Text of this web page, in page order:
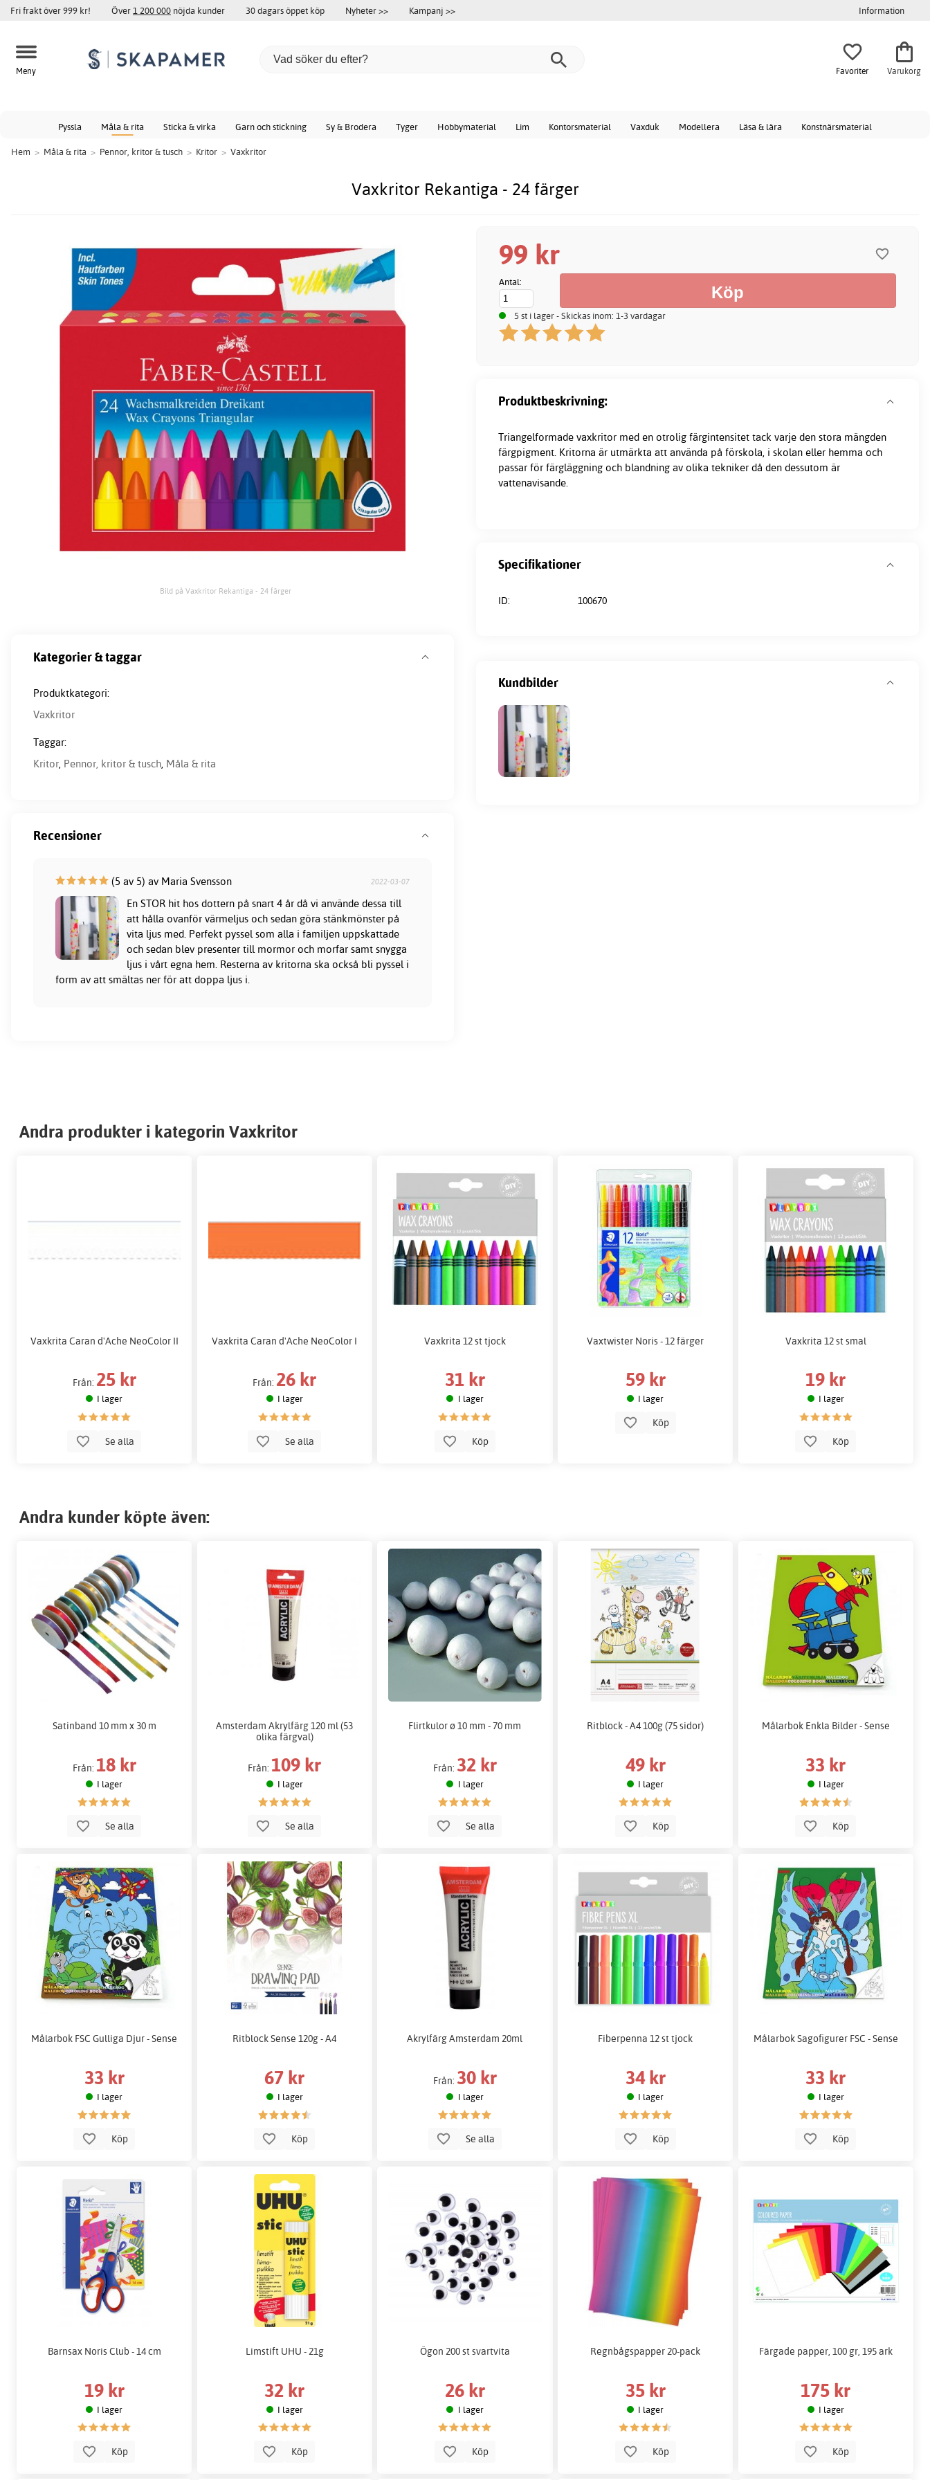
Fri frakt över 999 kr! Över1 200 000 nöjda kunder 30 dagars öppet köp Nyheter >> Kampanj >> Information
Meny Favoriter Varukorg
Pyssla Måla & rita Sticka & virka Garn och stickning Sy & Brodera Tyger Hobbymaterial Lim Kontorsmaterial Vaxduk Modellera Läsa & lära Konstnärsmaterial
Hem > Måla & rita > Pennor, kritor & tusch > Kritor > Vaxkritor
Vaxkritor Rekantiga - 24 färger
Bild på Vaxkritor Rekantiga - 24 färger
99 kr
Antal:
5 st i lager - Skickas inom: 1-3 vardagar
Produktbeskrivning:
Triangelformade vaxkritor med en otrolig färgintensitet tack varje den stora mängden
färgpigment. Kritorna är utmärkta att använda på förskola, i skolan eller hemma och
passar för färgläggning och blandning av olika tekniker då den dessutom är
vattenavisande.
Specifikationer
ID: 100670
Kategorier & taggar
Produktkategori:
Vaxkritor
Taggar:
Kritor, Pennor, kritor & tusch, Måla & rita
Kundbilder
Recensioner
(5 av 5) av Maria Svensson 2022-03-07
En STOR hit hos dottern på snart 4 år då vi använde dessa till
att hålla ovanför värmeljus och sedan göra stänkmönster på
vita ljus med. Perfekt pyssel som alla i familjen uppskattade
och sedan blev presenter till mormor och morfar samt snygga
ljus i vårt egna hem. Resterna av kritorna ska också bli pyssel i
form av att smältas ner för att doppa ljus i.
Andra produkter i kategorin Vaxkritor
Vaxkrita Caran d'Ache NeoColor II
Från: 25 kr
I lager
Se alla
Vaxkrita Caran d'Ache NeoColor I
Från: 26 kr
I lager
Se alla
Vaxkrita 12 st tjock
31 kr
I lager
Köp
Vaxtwister Noris - 12 färger
59 kr
I lager
Köp
Vaxkrita 12 st smal
19 kr
I lager
Köp
Andra kunder köpte även:
Satinband 10 mm x 30 m
Från: 18 kr
I lager
Se alla
Amsterdam Akrylfärg 120 ml (53
olika färgval)
Från: 109 kr
I lager
Se alla
Flirtkulor ø 10 mm - 70 mm
Från: 32 kr
I lager
Se alla
Ritblock - A4 100g (75 sidor)
49 kr
I lager
Köp
Målarbok Enkla Bilder - Sense
33 kr
I lager
Köp
Målarbok FSC Gulliga Djur - Sense
33 kr
I lager
Köp
Ritblock Sense 120g - A4
67 kr
I lager
Köp
Akrylfärg Amsterdam 20ml
Från: 30 kr
I lager
Se alla
Fiberpenna 12 st tjock
34 kr
I lager
Köp
Målarbok Sagofigurer FSC - Sense
33 kr
I lager
Köp
Barnsax Noris Club - 14 cm
19 kr
I lager
Köp
Limstift UHU - 21g
32 kr
I lager
Köp
Ögon 200 st svartvita
26 kr
I lager
Köp
Regnbågspapper 20-pack
35 kr
I lager
Köp
Färgade papper, 100 gr, 195 ark
175 kr
I lager
Köp